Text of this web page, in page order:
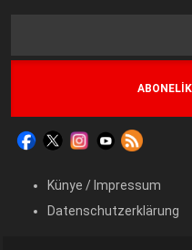
Künye / Impressum
Datenschutzerklärung